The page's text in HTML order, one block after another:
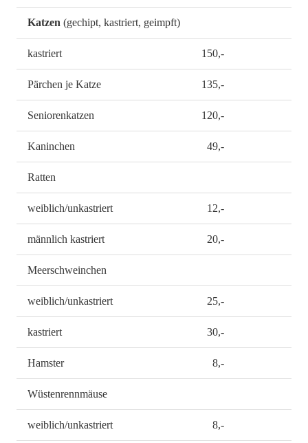
Katzen (gechipt, kastriert, geimpft)
kastriert 150,-
Pärchen je Katze 135,-
Seniorenkatzen 120,-
Kaninchen 49,-
Ratten
weiblich/unkastriert 12,-
männlich kastriert 20,-
Meerschweinchen
weiblich/unkastriert 25,-
kastriert 30,-
Hamster 8,-
Wüstenrennmäuse
weiblich/unkastriert 8,-